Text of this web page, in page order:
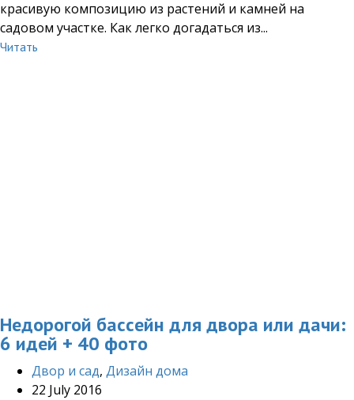
красивую композицию из растений и камней на
садовом участке. Как легко догадаться из...
Читать
Недорогой бассейн для двора или дачи:
6 идей + 40 фото
Двор и сад, Дизайн дома
22 July 2016